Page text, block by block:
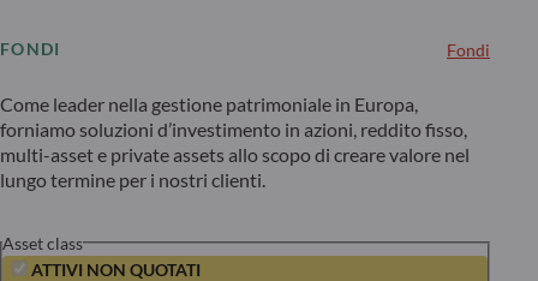
FONDI Fondi
Come leader nella gestione patrimoniale in Europa,
forniamo soluzioni d’investimento in azioni, reddito fisso,
multi-asset e private assets allo scopo di creare valore nel
lungo termine per i nostri clienti.
Asset class
ATTIVI NON QUOTATI